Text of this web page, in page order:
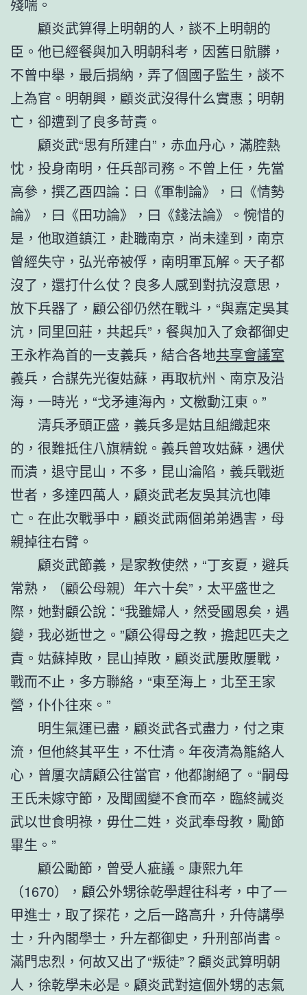
殘喘。
顧炎武算得上明朝的人，談不上明朝的
臣。他已經餐與加入明朝科考，因舊日骯髒，
不曾中舉，最后捐納，弄了個國子監生，談不
上為官。明朝興，顧炎武沒得什么實惠；明朝
亡，卻遭到了良多苛責。
顧炎武“思有所建白”，赤血丹心，滿腔熱
忱，投身南明，任兵部司務。不曾上任，先當
高參，撰乙酉四論：曰《軍制論》，曰《情勢
論》，曰《田功論》，曰《錢法論》。惋惜的
是，他取道鎮江，赴職南京，尚未達到，南京
曾經失守，弘光帝被俘，南明軍瓦解。天子都
沒了，還打什么仗？良多人感到對抗沒意思，
放下兵器了，顧公卻仍然在戰斗，“與嘉定吳其
沆，同里回莊，共起兵”，餐與加入了僉都御史
王永柞為首的一支義兵，結合各地共享會議室
義兵，合謀先光復姑蘇，再取杭州、南京及沿
海，一時光，“戈矛連海內，文檄動江東。”
清兵矛頭正盛，義兵多是姑且組織起來
的，很難抵住八旗精銳。義兵曾攻姑蘇，遇伏
而潰，退守昆山，不多，昆山淪陷，義兵戰逝
世者，多達四萬人，顧炎武老友吳其沆也陣
亡。在此次戰爭中，顧炎武兩個弟弟遇害，母
親掉往右臂。
顧炎武節義，是家教使然，“丁亥夏，避兵
常熟，（顧公母親）年六十矣”，太平盛世之
際，她對顧公說：“我雖婦人，然受國恩矣，遇
變，我必逝世之。”顧公得母之教，擔起匹夫之
責。姑蘇掉敗，昆山掉敗，顧炎武屢敗屢戰，
戰而不止，多方聯絡，“東至海上，北至王家
營，仆仆往來。”
明生氣運已盡，顧炎武各式盡力，付之東
流，但他終其平生，不仕清。年夜清為籠絡人
心，曾屢次請顧公往當官，他都謝絕了。“嗣母
王氏未嫁守節，及聞國變不食而卒，臨終誡炎
武以世食明祿，毋仕二姓，炎武奉母教，勵節
畢生。”
顧公勵節，曾受人疵議。康熙九年
（1670），顧公外甥徐乾學趕往科考，中了一
甲進士，取了探花，之后一路高升，升侍講學
士，升內閣學士，升左都御史，升刑部尚書。
滿門忠烈，何故又出了“叛徒”？顧炎武算明朝
人，徐乾學未必是。顧炎武對這個外甥的志氣